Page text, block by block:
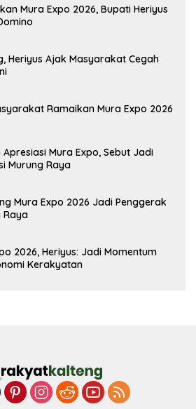
Mura Expo 2026, Bupati Heriyus
Heriyus Ajak Masyarakat Cegah
Ramaikan Mura Expo 2026
Apresiasi Mura Expo, Sebut Jadi
Murung Raya
Mura Expo 2026 Jadi Penggerak
Raya
2026, Heriyus: Jadi Momentum
Kerakyatan